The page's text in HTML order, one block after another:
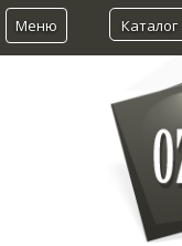
Меню Каталог